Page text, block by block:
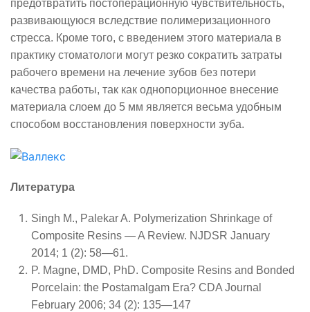
предотвратить постоперационную чувствительность,
развивающуюся вследствие полимеризационного
стресса. Кроме того, с введением этого материала в
практику стоматологи могут резко сократить затраты
рабочего времени на лечение зубов без потери
качества работы, так как однопорционное внесение
материала слоем до 5 мм является весьма удобным
способом восстановления поверхности зуба.
Литература
Singh M., Palekar A. Polymerization Shrinkage of
Composite Resins — A Review. NJDSR January
2014; 1 (2): 58—61.
P. Magne, DMD, PhD. Composite Resins and Bonded
Porcelain: the Postamalgam Era? CDA Journal
February 2006; 34 (2): 135—147